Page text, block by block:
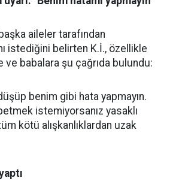
aileler tarafından
istediğini belirten K.İ., özellikle
ve babalara şu çağrıda bulundu:
benim gibi hata yapmayın.
istemiyorsanız yasaklı
kötü alışkanlıklardan uzak